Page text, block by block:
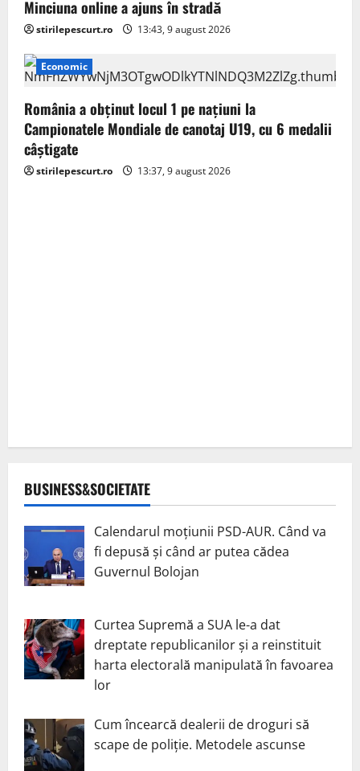
Minciuna online a ajuns în stradă
stirilepescurt.ro 13:43, 9 august 2026
Economic
România a obținut locul 1 pe naţiuni la
Campionatele Mondiale de canotaj U19, cu 6 medalii
câștigate
stirilepescurt.ro 13:37, 9 august 2026
BUSINESS&SOCIETATE
Calendarul moțiunii PSD-AUR. Când va
fi depusă și când ar putea cădea
Guvernul Bolojan
Curtea Supremă a SUA le-a dat
dreptate republicanilor și a reinstituit
harta electorală manipulată în favoarea
lor
Cum încearcă dealerii de droguri să
scape de poliție. Metodele ascunse